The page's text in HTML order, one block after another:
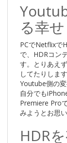
る幸せ
PCでNetflixで
で、HDRコン
す。とりあえ
してたりしま
Youtube側の
自分でも
Premiere Pro
みようとお思い
HDR